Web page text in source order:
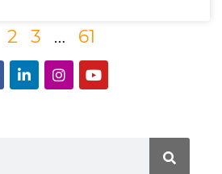
2 3 … 61